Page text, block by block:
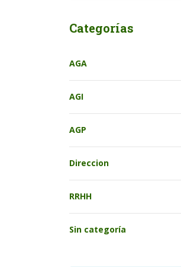
Categorías
AGA
AGI
AGP
Direccion
RRHH
Sin categoría